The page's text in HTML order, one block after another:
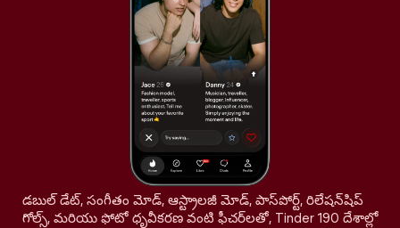
డబుల్ డేట్, సంగీతం మోడ్, ఆస్ట్రాలజీ మోడ్, పాస్‌పోర్ట్, రిలేషన్‌షిప్
గోల్స్, మరియు ఫోటో ధృవీకరణ వంటి ఫీచర్‌లతో, Tinder 190 దేశాల్లో